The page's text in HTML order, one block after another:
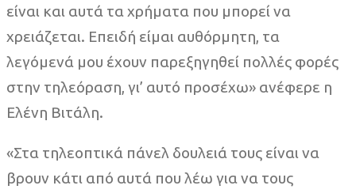
είναι και αυτά τα χρήματα που μπορεί να
χρειάζεται. Επειδή είμαι αυθόρμητη, τα
λεγόμενά μου έχουν παρεξηγηθεί πολλές φορές
στην τηλεόραση, γι’ αυτό προσέχω» ανέφερε η
Ελένη Βιτάλη.
«Στα τηλεοπτικά πάνελ δουλειά τους είναι να
βρουν κάτι από αυτά που λέω για να τους